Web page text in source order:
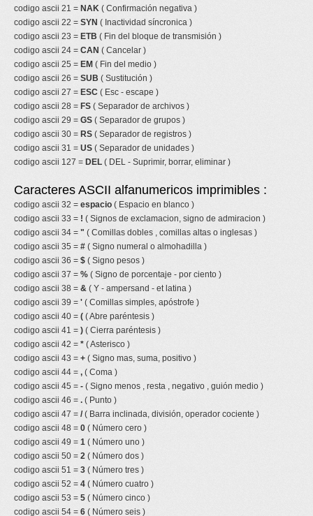
codigo ascii 21 = NAK ( Confirmación negativa )
codigo ascii 22 = SYN ( Inactividad síncronica )
codigo ascii 23 = ETB ( Fin del bloque de transmisión )
codigo ascii 24 = CAN ( Cancelar )
codigo ascii 25 = EM ( Fin del medio )
codigo ascii 26 = SUB ( Sustitución )
codigo ascii 27 = ESC ( Esc - escape )
codigo ascii 28 = FS ( Separador de archivos )
codigo ascii 29 = GS ( Separador de grupos )
codigo ascii 30 = RS ( Separador de registros )
codigo ascii 31 = US ( Separador de unidades )
codigo ascii 127 = DEL ( DEL - Suprimir, borrar, eliminar )
Caracteres ASCII alfanumericos imprimibles :
codigo ascii 32 = espacio ( Espacio en blanco )
codigo ascii 33 = ! ( Signos de exclamacion, signo de admiracion )
codigo ascii 34 = " ( Comillas dobles , comillas altas o inglesas )
codigo ascii 35 = # ( Signo numeral o almohadilla )
codigo ascii 36 = $ ( Signo pesos )
codigo ascii 37 = % ( Signo de porcentaje - por ciento )
codigo ascii 38 = & ( Y - ampersand - et latina )
codigo ascii 39 = ' ( Comillas simples, apóstrofe )
codigo ascii 40 = ( ( Abre paréntesis )
codigo ascii 41 = ) ( Cierra paréntesis )
codigo ascii 42 = * ( Asterisco )
codigo ascii 43 = + ( Signo mas, suma, positivo )
codigo ascii 44 = , ( Coma )
codigo ascii 45 = - ( Signo menos , resta , negativo , guión medio )
codigo ascii 46 = . ( Punto )
codigo ascii 47 = / ( Barra inclinada, división, operador cociente )
codigo ascii 48 = 0 ( Número cero )
codigo ascii 49 = 1 ( Número uno )
codigo ascii 50 = 2 ( Número dos )
codigo ascii 51 = 3 ( Número tres )
codigo ascii 52 = 4 ( Número cuatro )
codigo ascii 53 = 5 ( Número cinco )
codigo ascii 54 = 6 ( Número seis )